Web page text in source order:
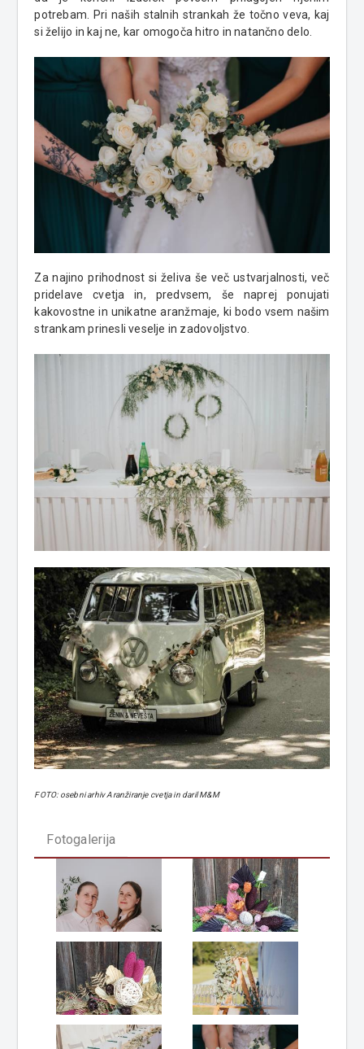
potrebam. Pri naših stalnih strankah že točno veva, kaj
si želijo in kaj ne, kar omogoča hitro in natančno delo.
Za najino prihodnost si želiva še več ustvarjalnosti, več
pridelave cvetja in, predvsem, še naprej ponujati
kakovostne in unikatne aranžmaje, ki bodo vsem našim
strankam prinesli veselje in zadovoljstvo.
FOTO: osebni arhiv Aranžiranje cvetja in daril M&M
Fotogalerija